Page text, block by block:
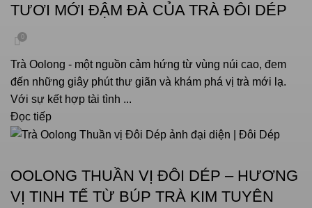
TƯƠI MỚI ĐẬM ĐÀ CỦA TRÀ ĐÔI DÉP
0
Trà Oolong - một nguồn cảm hứng từ vùng núi cao, đem
đến những giây phút thư giãn và khám phá vị trà mới lạ.
Với sự kết hợp tài tình ...
Đọc tiếp
OOLONG THUẦN VỊ ĐÔI DÉP – HƯƠNG
VỊ TINH TẾ TỪ BÚP TRÀ KIM TUYÊN